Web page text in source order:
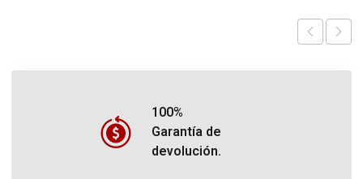
100%
Garantía de
devolución.